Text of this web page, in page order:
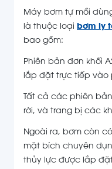
Máy bơm tự mồi
là thuộc loại bơm ly
bao gồm:
Phiên bản đơn khối
lắp đặt trực tiếp vào
Tất cả các phiên
rời, và trang bị các
Ngoài ra, bơm còn
mặt bích chuyên
thủy lực được lắp